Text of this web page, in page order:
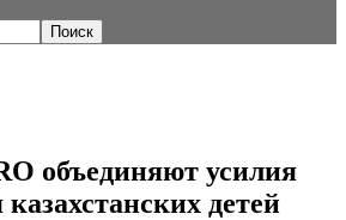
объединяют усилия
детей